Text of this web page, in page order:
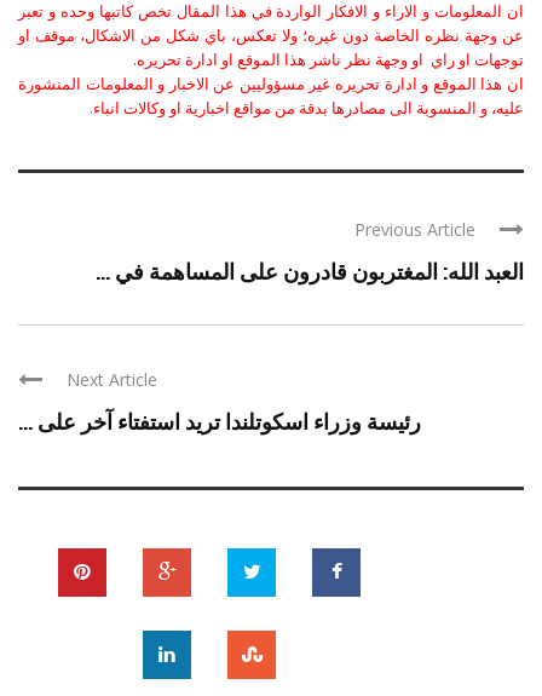
ان المعلومات و الاراء و الافكار الواردة في هذا المقال تخص كاتبها وحده و تعبر
عن وجهة نظره الخاصة دون غيره؛ ولا تعكس، باي شكل من الاشكال، موقف او
توجهات او راي او وجهة نظر ناشر هذا الموقع او ادارة تحريره.
ان هذا الموقع و ادارة تحريره غير مسؤوليين عن الاخبار و المعلومات المنشورة
عليه، و المنسوبة الى مصادرها بدقة من مواقع اخبارية او وكالات انباء.
Previous Article
العبد الله: المغتربون قادرون على المساهمة في ...
Next Article
رئيسة وزراء اسكوتلندا تريد استفتاء آخر على ...